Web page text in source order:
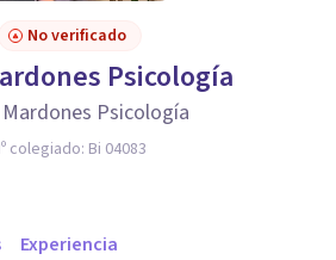
No verificado
Psicología
Psicología
colegiado: Bi 04083
Experiencia